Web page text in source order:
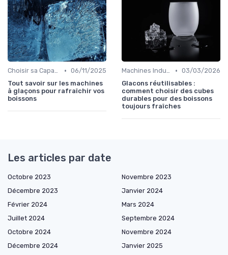
Choisir sa Capacité • 06/11/2025
Tout savoir sur les machines
à glaçons pour rafraîchir vos
boissons
Machines Industrielles • 03/03/2026
Glacons réutilisables :
comment choisir des cubes
durables pour des boissons
toujours fraîches
Les articles par date
Octobre 2023
Novembre 2023
Décembre 2023
Janvier 2024
Février 2024
Mars 2024
Juillet 2024
Septembre 2024
Octobre 2024
Novembre 2024
Décembre 2024
Janvier 2025